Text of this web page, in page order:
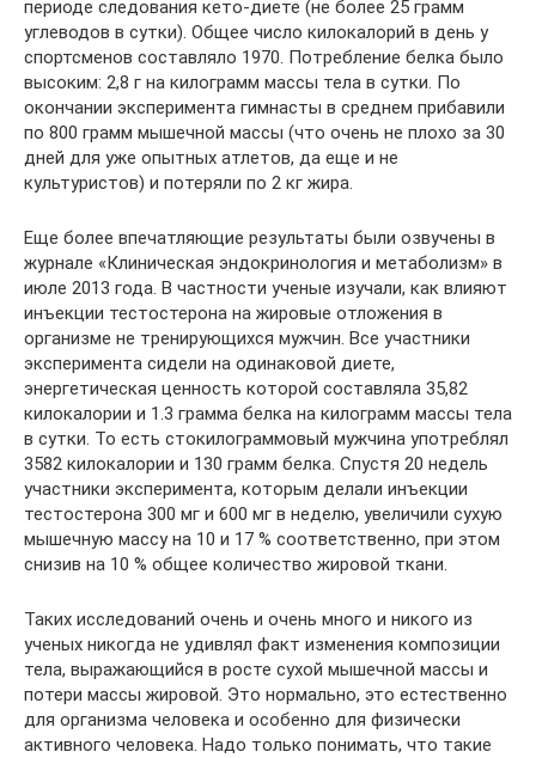
периоде следования кето-диете (не более 25 грамм
углеводов в сутки). Общее число килокалорий в день у
спортсменов составляло 1970. Потребление белка было
высоким: 2,8 г на килограмм массы тела в сутки. По
окончании эксперимента гимнасты в среднем прибавили
по 800 грамм мышечной массы (что очень не плохо за 30
дней для уже опытных атлетов, да еще и не
культуристов) и потеряли по 2 кг жира.
Еще более впечатляющие результаты были озвучены в
журнале «Клиническая эндокринология и метаболизм» в
июле 2013 года. В частности ученые изучали, как влияют
инъекции тестостерона на жировые отложения в
организме не тренирующихся мужчин. Все участники
эксперимента сидели на одинаковой диете,
энергетическая ценность которой составляла 35,82
килокалории и 1.3 грамма белка на килограмм массы тела
в сутки. То есть стокилограммовый мужчина употреблял
3582 килокалории и 130 грамм белка. Спустя 20 недель
участники эксперимента, которым делали инъекции
тестостерона 300 мг и 600 мг в неделю, увеличили сухую
мышечную массу на 10 и 17 % соответственно, при этом
снизив на 10 % общее количество жировой ткани.
Таких исследований очень и очень много и никого из
ученых никогда не удивлял факт изменения композиции
тела, выражающийся в росте сухой мышечной массы и
потери массы жировой. Это нормально, это естественно
для организма человека и особенно для физически
активного человека. Надо только понимать, что такие